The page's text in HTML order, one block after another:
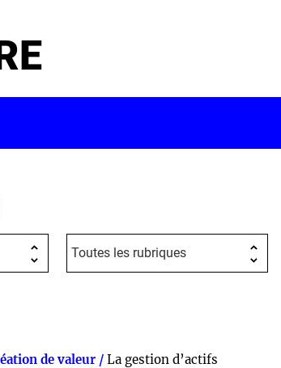
de valeur / La gestion d’actifs